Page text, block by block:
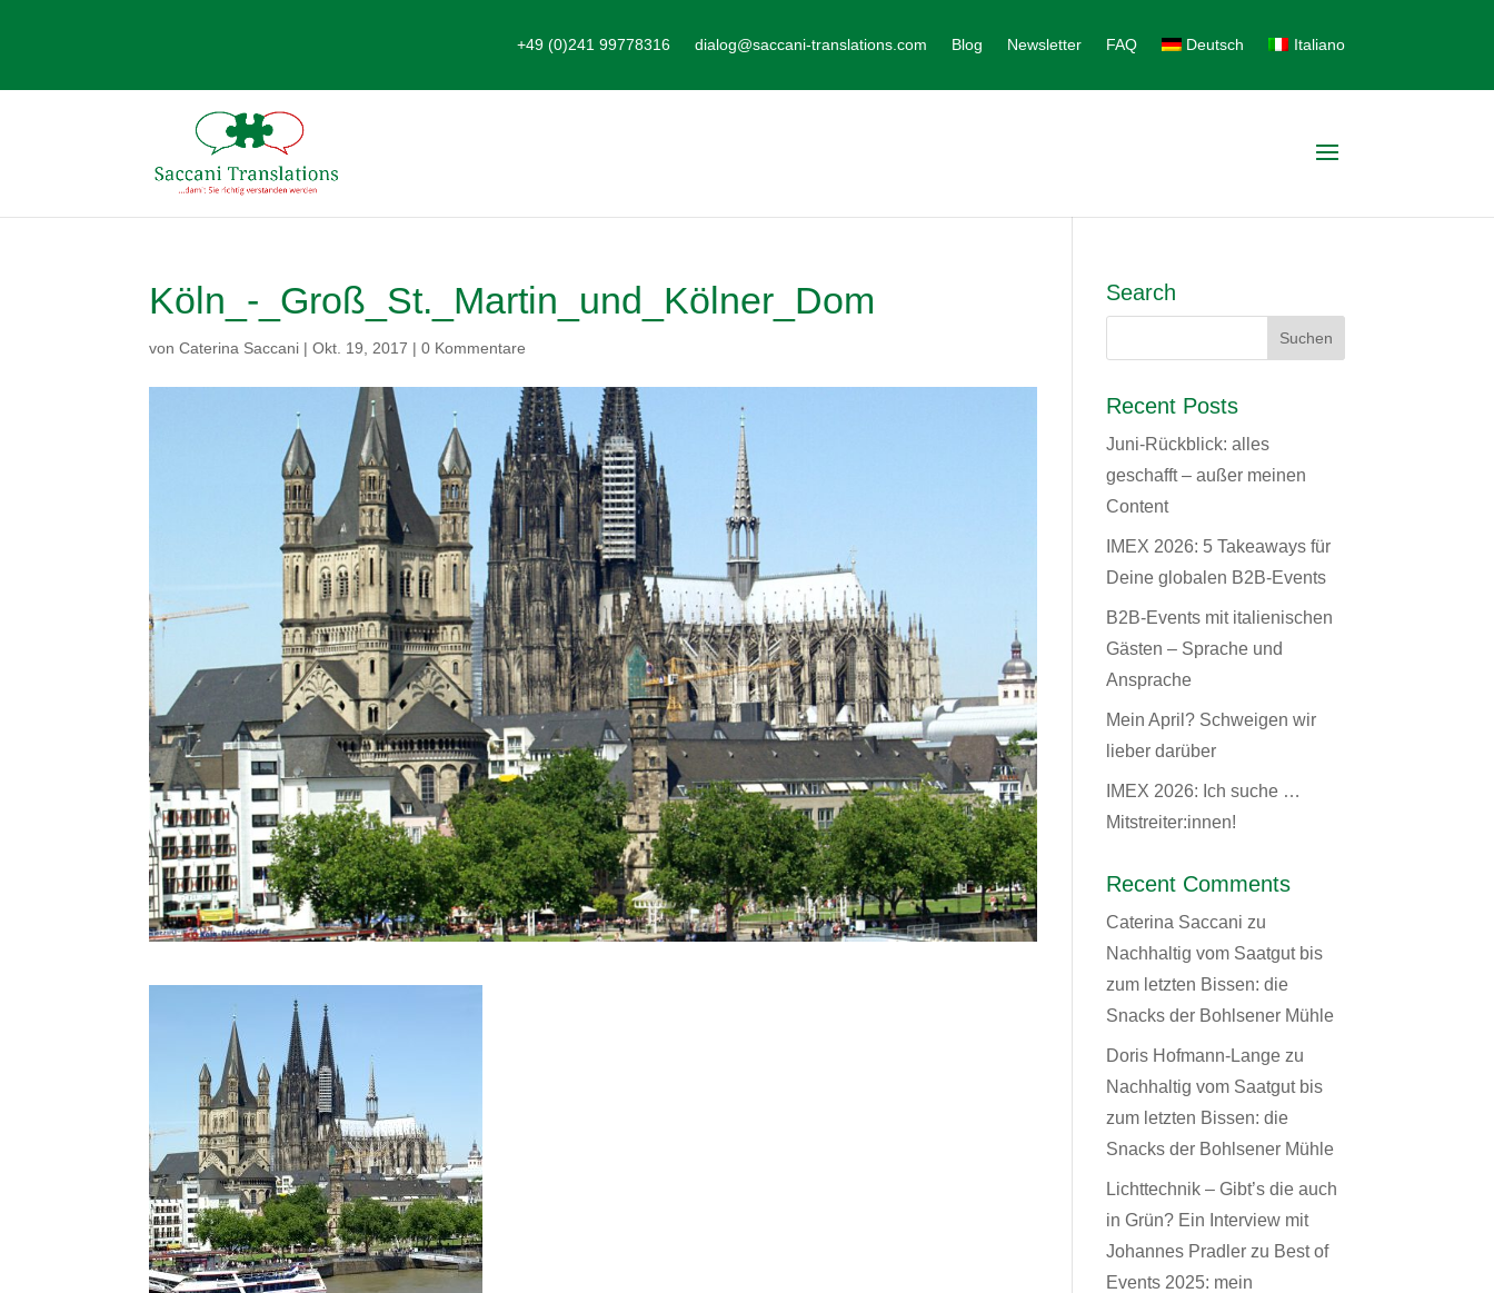
+49 (0)241 99778316 dialog@saccani-translations.com Blog Newsletter FAQ Deutsch Italiano
Köln_-_Groß_St._Martin_und_Kölner_Dom
vonCaterina Saccani |Okt. 19, 2017 |0 Kommentare
Search
Recent Posts
Juni-Rückblick: alles
geschafft – außer meinen
Content
IMEX 2026: 5 Takeaways für
Deine globalen B2B-Events
B2B-Events mit italienischen
Gästen – Sprache und
Ansprache
Mein April? Schweigen wir
lieber darüber
IMEX 2026: Ich suche …
Mitstreiter:innen!
Recent Comments
Caterina Saccani zu
Nachhaltig vom Saatgut bis
zum letzten Bissen: die
Snacks der Bohlsener Mühle
Doris Hofmann-Langezu
Nachhaltig vom Saatgut bis
zum letzten Bissen: die
Snacks der Bohlsener Mühle
Lichttechnik – Gibt’s die auch
in Grün? Ein Interview mit
Johannes Pradlerzu Best of
Events 2025: mein